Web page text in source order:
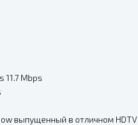
11.7 Mbps
выпущенный в отличном HDTV